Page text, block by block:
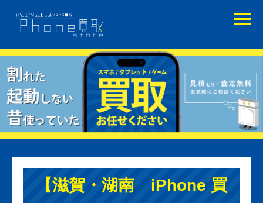
【滋賀・湖南 iPhone 買